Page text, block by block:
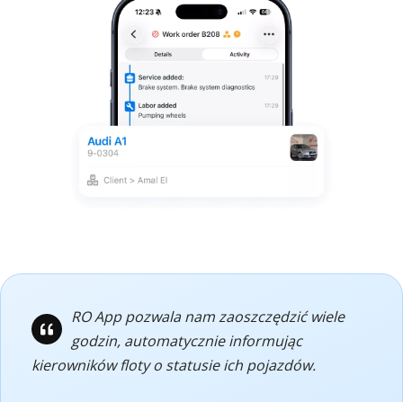
RO App pozwala nam zaoszczędzić wiele
godzin, automatycznie informując
kierowników floty o statusie ich pojazdów.